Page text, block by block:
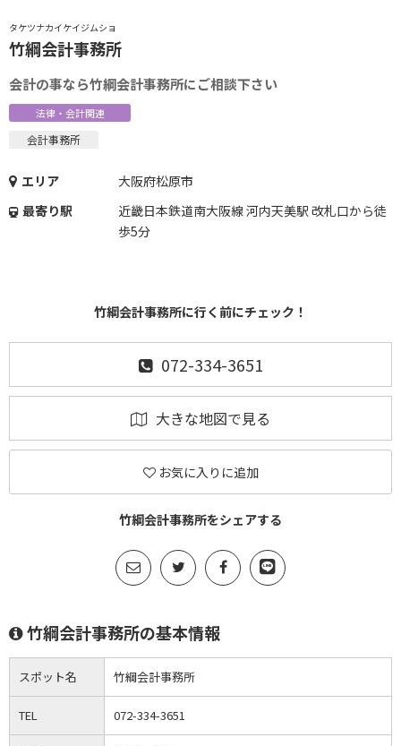
タケツナカイケイジムショ
竹綱会計事務所
会計の事なら竹綱会計事務所にご相談下さい
法律・会計関連
会計事務所
エリア
大阪府松原市
最寄り駅
近畿日本鉄道南大阪線 河内天美駅 改札口から徒
歩5分
竹綱会計事務所に行く前にチェック！
072-334-3651
大きな地図で見る
お気に入りに追加
竹綱会計事務所をシェアする
竹綱会計事務所の基本情報
スポット名 竹綱会計事務所
TEL 072-334-3651